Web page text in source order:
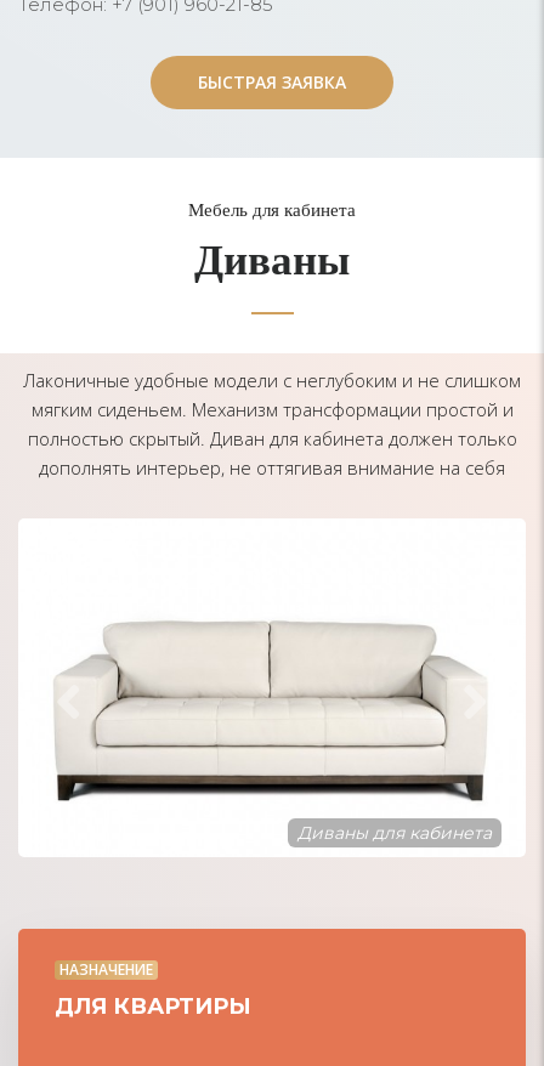
БЫСТРАЯ ЗАЯВКА
БЫСТРАЯ ЗАЯВКА
Мебель для кабинета
Диваны
Лаконичные удобные модели с неглубоким и не слишком
мягким сиденьем. Механизм трансформации простой и
полностью скрытый. Диван для кабинета должен только
дополнять интерьер, не оттягивая внимание на себя
Диваны в стиле Лофт
НАЗНАЧЕНИЕ
ДЛЯ КВАРТИРЫ